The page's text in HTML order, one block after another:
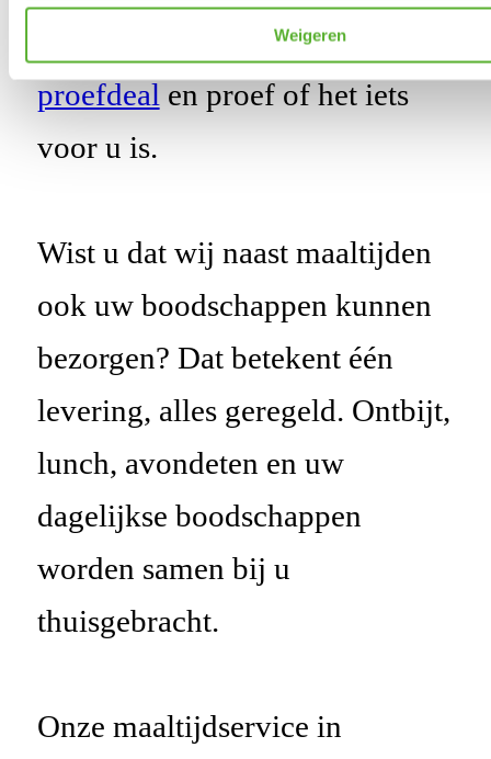
Weigeren
onze maaltijden? Bestel een
proefdeal en proef of het iets
voor u is.
Wist u dat wij naast maaltijden
ook uw boodschappen kunnen
bezorgen? Dat betekent één
levering, alles geregeld. Ontbijt,
lunch, avondeten en uw
dagelijkse boodschappen
worden samen bij u
thuisgebracht.
Onze maaltijdservice in